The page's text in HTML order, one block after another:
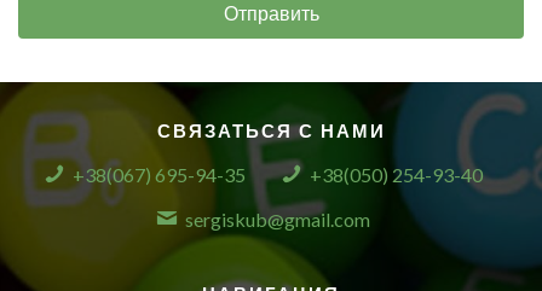
Отправить
СВЯЗАТЬСЯ С НАМИ
+38(067) 695-94-35
+38(050) 254-93-40
sergiskub@gmail.com